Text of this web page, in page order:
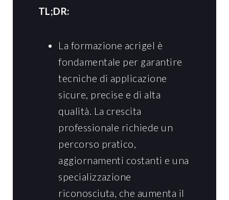
TL;DR:
La formazione acrigel è
fondamentale per garantire
tecniche di applicazione
sicure, precise e di alta
qualità. La crescita
professionale richiede un
percorso pratico,
aggiornamenti costanti e una
specializzazione
riconosciuta, che aumenta il